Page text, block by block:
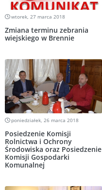
wtorek, 27 marca 2018
Zmiana terminu zebrania
wiejskiego w Brennie
poniedziałek, 26 marca 2018
Posiedzenie Komisji
Rolnictwa i Ochrony
Środowiska oraz Posiedzenie
Komisji Gospodarki
Komunalnej